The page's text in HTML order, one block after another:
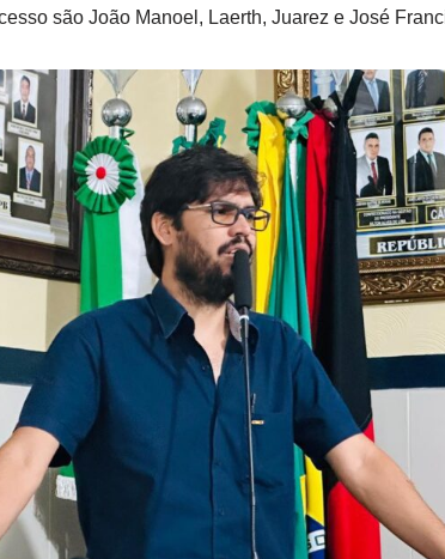
são João Manoel, Laerth, Juarez e José